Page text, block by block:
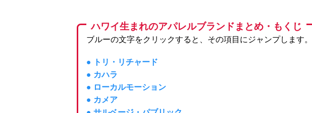
ハワイ生まれのアパレルブランドまとめ・もくじ
ブルーの文字をクリックすると、その項目にジャンプします。
● トリ・リチャード
● カハラ
● ローカルモーション
● カメア